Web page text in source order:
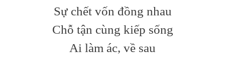
Sự chết vốn đồng nhau
Chỗ tận cùng kiếp sống
Ai làm ác, về sau